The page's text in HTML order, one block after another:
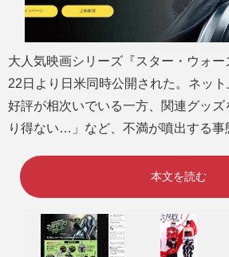
大人気映画シリーズ『スター・ウォー
22日より日米同時公開された。ネッ
好評が相次いでいる一方、関連グッ
り得ない…」など、不満が噴出する事
本文を読む